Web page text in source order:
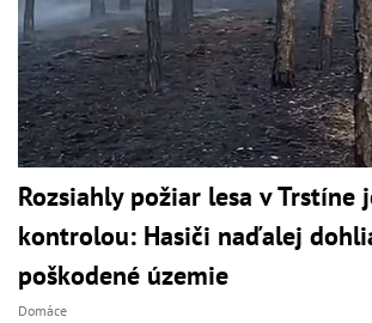
Rozsiahly požiar lesa v Trstíne
kontrolou: Hasiči naďalej
poškodené územie
Domáce